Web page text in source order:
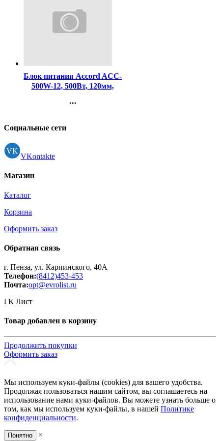
Блок питания Accord ACC-
500W-12, 500Вт, 120мм,
...
Регистрация
Социальные сети
VKontakte
Магазин
Каталог
Корзина
Оформить заказ
Обратная связь
г. Пенза, ул. Карпинского, 40А
Телефон:(8412)453-453
Почта:opt@evrolist.ru
ГК Лист
Товар добавлен в корзину
Продолжить покупки
Оформить заказ
Мы используем куки-файлы (cookies) для вашего удобства.
Продолжая пользоваться нашим сайтом, вы соглашаетесь на
использование нами куки-файлов. Вы можете узнать больше о
том, как мы используем куки-файлы, в нашей Политике
конфиденциальности.
Понятно
×